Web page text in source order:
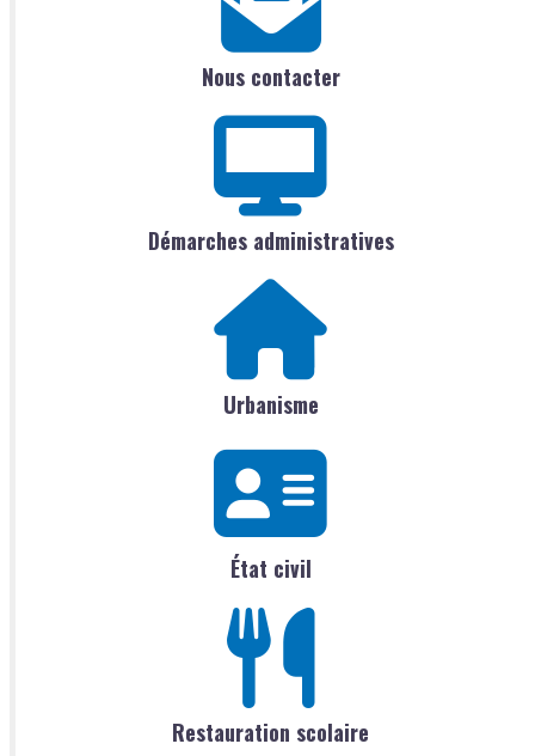
Nous contacter
Démarches administratives
Urbanisme
État civil
Restauration scolaire